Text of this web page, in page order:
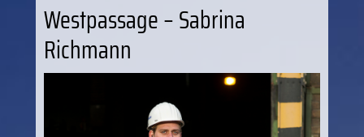
Westpassage – Sabrina
Richmann